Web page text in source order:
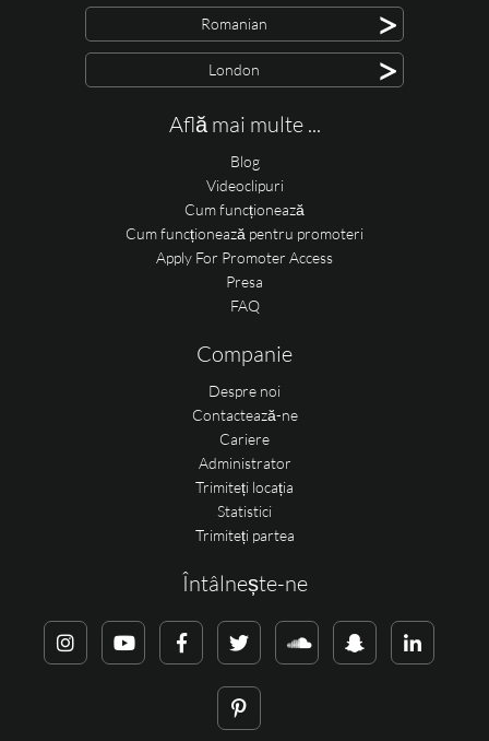
Romanian >
London >
Află mai multe ...
Blog
Videoclipuri
Cum funcționează
Cum funcționează pentru promoteri
Apply For Promoter Access
Presa
FAQ
Companie
Despre noi
Contactează-ne
Cariere
Administrator
Trimiteți locația
Statistici
Trimiteți partea
Întâlnește-ne